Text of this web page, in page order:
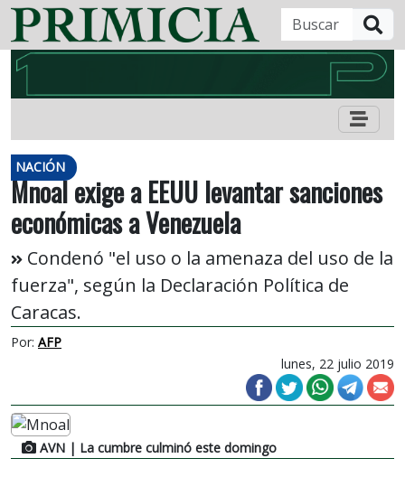
NACIÓN
Mnoal exige a EEUU levantar sanciones
económicas a Venezuela
Condenó "el uso o la amenaza del uso de la
fuerza", según la Declaración Política de
Caracas.
Por: AFP
lunes, 22 julio 2019
AVN | La cumbre culminó este domingo